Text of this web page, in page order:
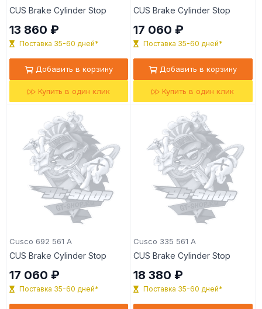
CUS Brake Cylinder Stop
13 860 ₽
Поставка 35-60 дней*
Добавить в корзину
Купить в один клик
CUS Brake Cylinder Stop
17 060 ₽
Поставка 35-60 дней*
Добавить в корзину
Купить в один клик
Cusco 692 561 A
CUS Brake Cylinder Stop
17 060 ₽
Поставка 35-60 дней*
Cusco 335 561 A
CUS Brake Cylinder Stop
18 380 ₽
Поставка 35-60 дней*